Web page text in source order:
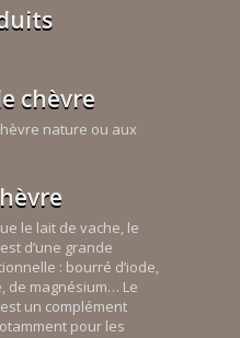
chèvre
nature ou aux
le lait de vache, le
d’une grande
: bourré d’iode,
de magnésium… Le
un complément
pour les